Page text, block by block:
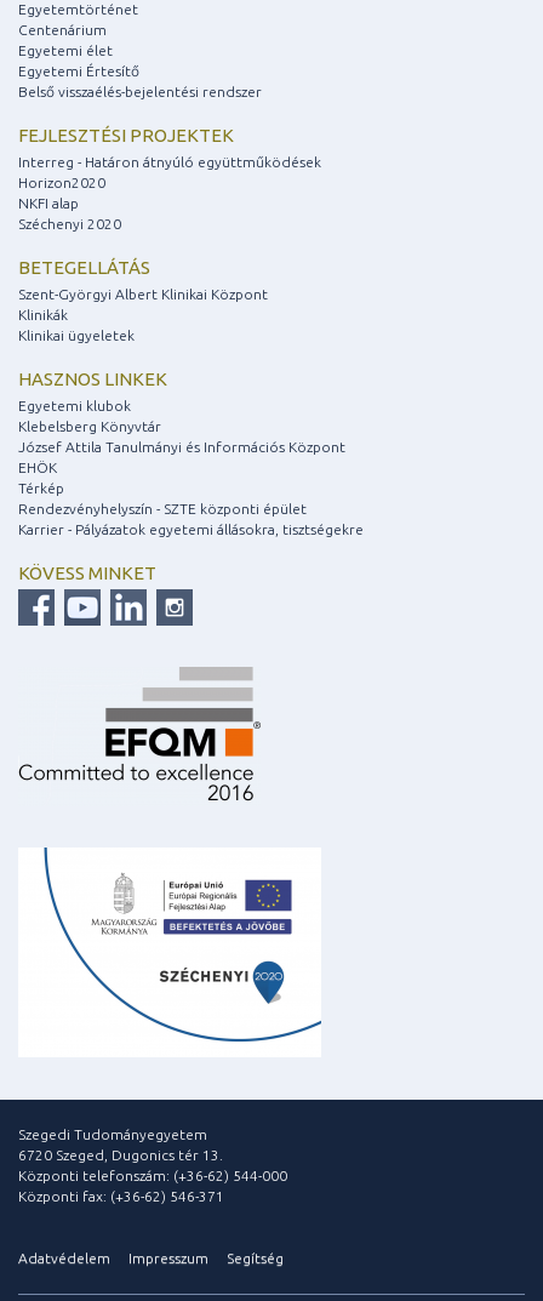
Egyetemtörténet
Centenárium
Egyetemi élet
Egyetemi Értesítő
Belső visszaélés-bejelentési rendszer
FEJLESZTÉSI PROJEKTEK
Interreg - Határon átnyúló együttműködések
Horizon2020
NKFI alap
Széchenyi 2020
BETEGELLÁTÁS
Szent-Györgyi Albert Klinikai Központ
Klinikák
Klinikai ügyeletek
HASZNOS LINKEK
Egyetemi klubok
Klebelsberg Könyvtár
József Attila Tanulmányi és Információs Központ
EHÖK
Térkép
Rendezvényhelyszín - SZTE központi épület
Karrier - Pályázatok egyetemi állásokra, tisztségekre
KÖVESS MINKET
Szegedi Tudományegyetem
6720 Szeged, Dugonics tér 13.
Központi telefonszám: (+36-62) 544-000
Központi fax: (+36-62) 546-371
Adatvédelem Impresszum Segítség